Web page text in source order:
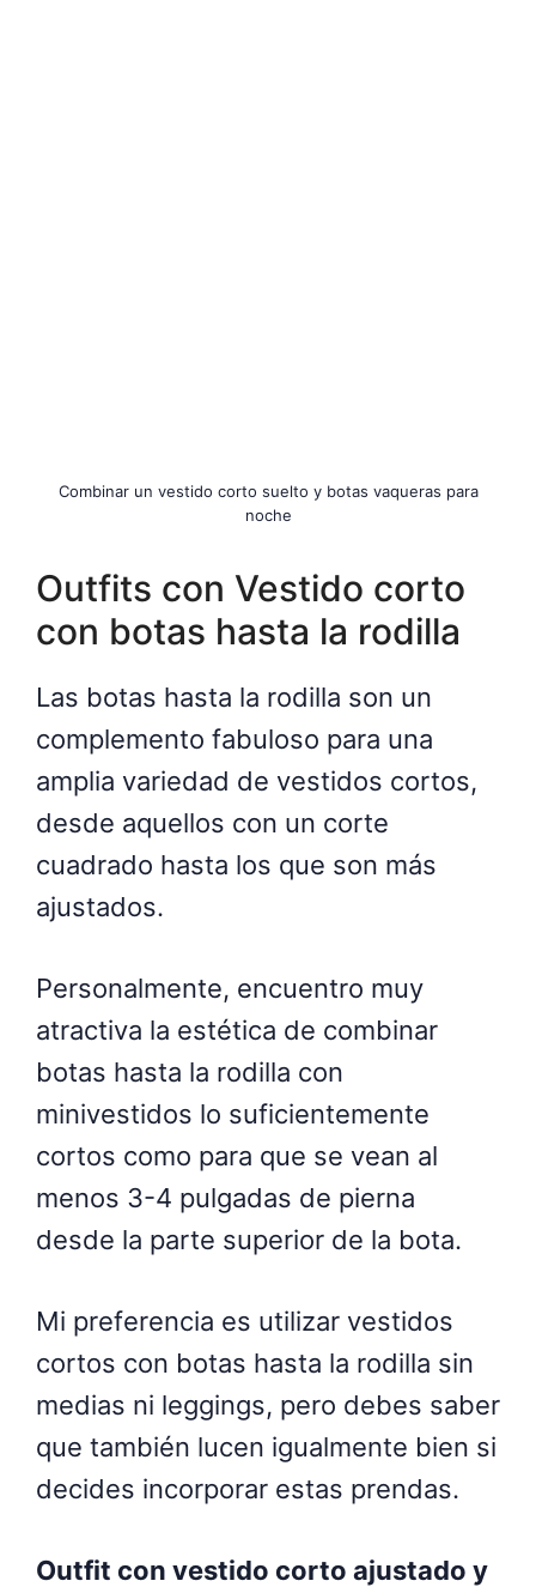
Combinar un vestido corto suelto y botas vaqueras para
noche
Outfits con Vestido corto
con botas hasta la rodilla
Las botas hasta la rodilla son un
complemento fabuloso para una
amplia variedad de vestidos cortos,
desde aquellos con un corte
cuadrado hasta los que son más
ajustados.
Personalmente, encuentro muy
atractiva la estética de combinar
botas hasta la rodilla con
minivestidos lo suficientemente
cortos como para que se vean al
menos 3-4 pulgadas de pierna
desde la parte superior de la bota.
Mi preferencia es utilizar vestidos
cortos con botas hasta la rodilla sin
medias ni leggings, pero debes saber
que también lucen igualmente bien si
decides incorporar estas prendas.
Outfit con vestido corto ajustado y